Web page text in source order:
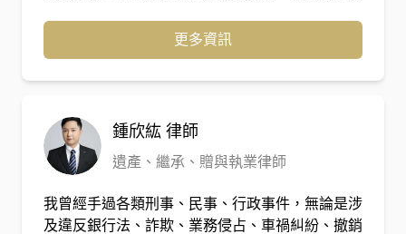
的關鍵標準。 轉任律師後，董律師專注於各類複
雜訴訟事務。憑藉著「從院方視角出發」的獨特洞
察力，他能精確預判案件策略，並在書狀撰擬與法
益。
更多資訊
鍾欣紘 律師
遺產、繼承、贈與執業律師
我曾經手過各類刑事、民事、行政事件，無論是涉
及違反銀行法、詐欺、業務侵占、車禍糾紛、撤銷